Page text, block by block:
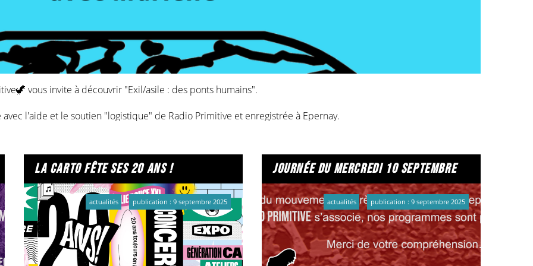
vous invite à découvrir "Exil/asile : des ponts humains".
l'aide et le soutien "logistique" de Radio Primitive et enregistrée à Epernay.
France, ainsi que leurs projets et leurs souhaits...
numéro, nous vous invitons à le redécouvrir !
la carto fête ses 20 ans !
actualités publication : 9 septembre 2025
journée du mercredi 10 septembre
actualités publication : 9 septembre 2025